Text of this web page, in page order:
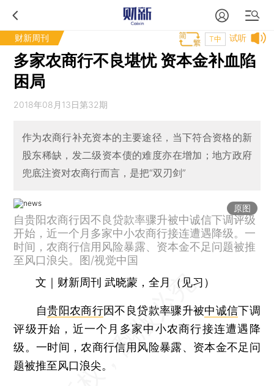
财新周刊 试听
T中
多家农商行不良堪忧 资本金补血陷
困局
2018年08月13日第32期
作为农商行补充资本的主要途径，当下符合资格的新
股东稀缺，发二级资本债的难度亦在增加；地方政府
兜底注资对农商行而言，是把“双刃剑”
原图
自贵阳农商行因不良贷款率骤升被中诚信下调评级
开始，近一个月多家中小农商行接连遭遇降级。一
时间，农商行信用风险暴露、资本金不足问题被推
至风口浪尖。图/视觉中国
文｜财新周刊 武晓蒙，全月（见习）
自贵阳农商行因不良贷款率骤升被中诚信下调
评级开始，近一个月多家中小农商行接连遭遇降
级。一时间，农商行信用风险暴露、资本金不足问
题被推至风口浪尖。